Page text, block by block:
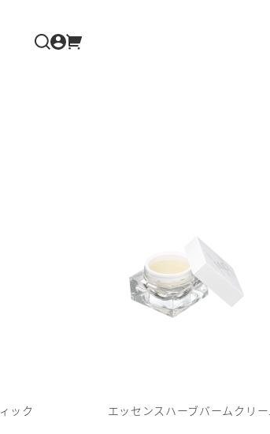
ック エッセンスハーブバームクリー